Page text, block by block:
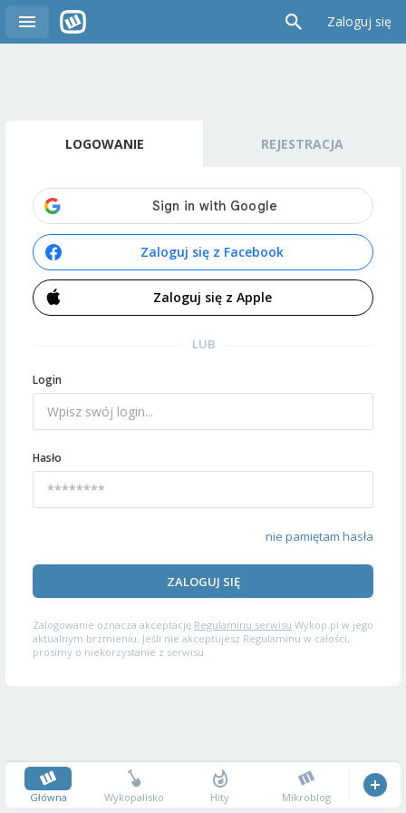
Zaloguj się
LOGOWANIE REJESTRACJA
Zaloguj się z Facebook
Zaloguj się z Apple
LUB
Login
Hasło
nie pamiętam hasła
ZALOGUJ SIĘ
Zalogowanie oznacza akceptację Regulaminu serwisu Wykop.pl w jego
aktualnym brzmieniu. Jeśli nie akceptujesz Regulaminu w całości,
prosimy o niekorzystanie z serwisu.
Główna Wykopalisko Hity Mikroblog